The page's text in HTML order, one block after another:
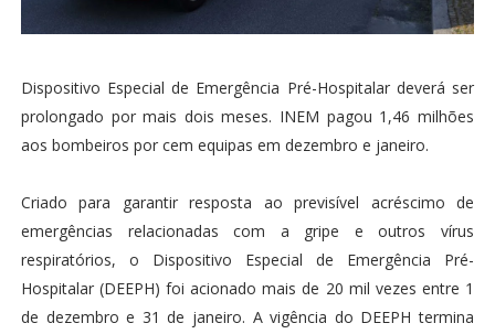
Dispositivo Especial de Emergência Pré-Hospitalar deverá ser
prolongado por mais dois meses. INEM pagou 1,46 milhões
aos bombeiros por cem equipas em dezembro e janeiro.
Criado para garantir resposta ao previsível acréscimo de
emergências relacionadas com a gripe e outros vírus
respiratórios, o Dispositivo Especial de Emergência Pré-
Hospitalar (DEEPH) foi acionado mais de 20 mil vezes entre 1
de dezembro e 31 de janeiro. A vigência do DEEPH termina